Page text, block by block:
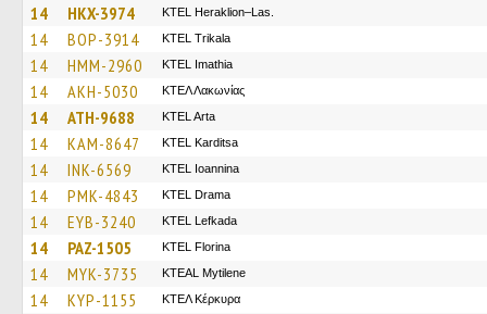
14 HKX-3974 KTEL Heraklion–Las.
14 BOP-3914 ΚΤΕL Τrikala
14 HMM-2960 KTEL Imathia
14 AKH-5030 ΚΤΕΛ Λακωνίας
14 ATH-9688 KTEL Arta
14 KAM-8647 ΚΤΕL Karditsa
14 INK-6569 KTEL Ioannina
14 PMK-4843 KTEL Drama
14 EYB-3240 KTEL Lefkada
14 PAZ-1505 KTEL Florina
14 MYK-3735 KTEAL Mytilene
14 KYP-1155 ΚΤΕΛ Κέρκυρα